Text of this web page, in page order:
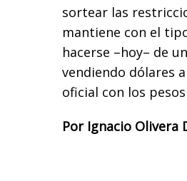
sortear las
mantiene con el
hacerse –hoy– de
vendiendo dólares
oficial con los
Por Ignacio Olivera